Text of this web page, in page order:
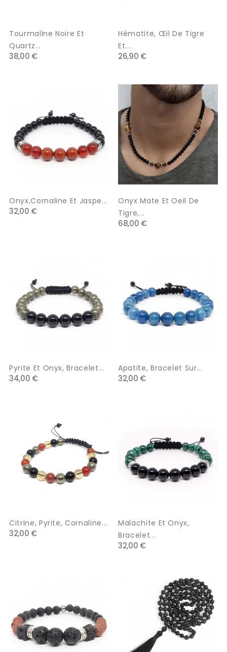
Tourmaline Noire Et
Quartz...
38,00 €
Hématite, Œil De Tigre
Et...
26,90 €
Onyx,Cornaline Et Jaspe...
32,00 €
Onyx Mate Et Oeil De
Tigre,...
68,00 €
Pyrite Et Onyx, Bracelet...
34,00 €
Apatite, Bracelet Sur...
32,00 €
Citrine, Pyrite, Cornaline...
32,00 €
Malachite Et Onyx,
Bracelet...
32,00 €